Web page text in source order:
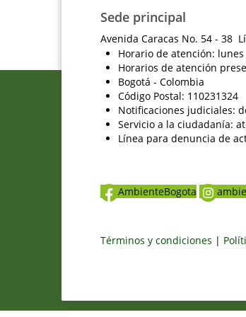
Sede principal
Avenida Caracas No. 54 - 38
Horario de atención:
Horarios de atención
Bogotá - Colombia
Código Postal: 110231324
Notificaciones judiciales:
Servicio a la ciudadanía:
Línea para denuncia de
AmbienteBogota
Términos y condiciones |